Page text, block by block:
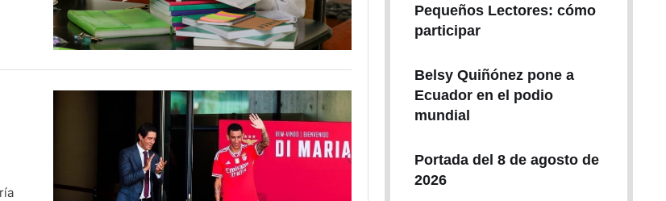
Pequeños Lectores: cómo
participar
Belsy Quiñónez pone a
Ecuador en el podio
mundial
Portada del 8 de agosto de
2026